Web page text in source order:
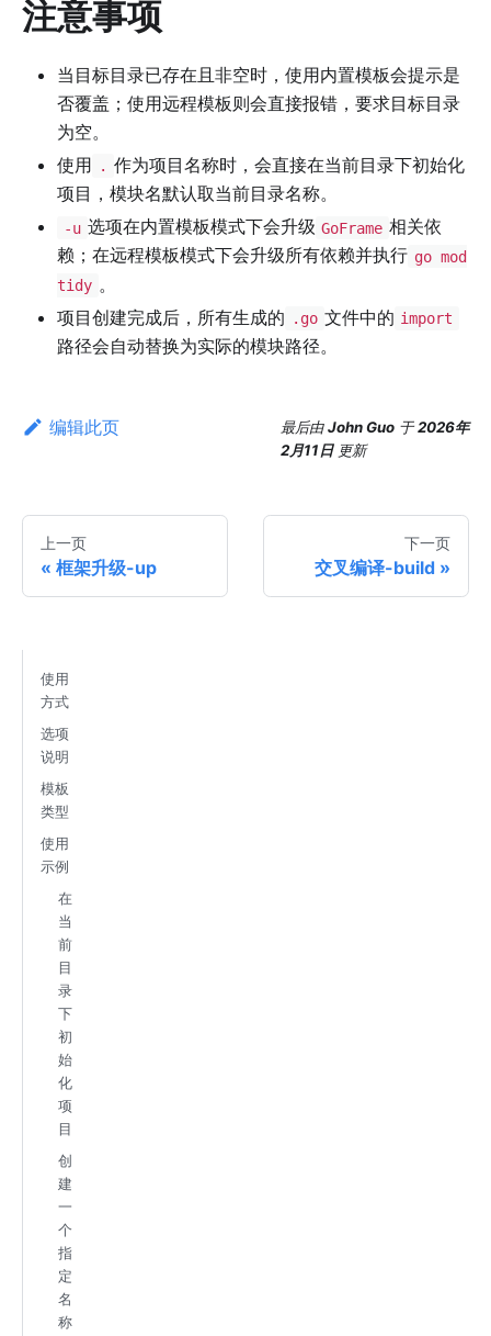
注意事项
当目标目录已存在且非空时，使用内置模板会提示是
否覆盖；使用远程模板则会直接报错，要求目标目录
为空。
使用
. 作为项目名称时，会直接在当前目录下初始化
项目，模块名默认取当前目录名称。
-u 选项在内置模板模式下会升级 GoFrame 相关依
赖；在远程模板模式下会升级所有依赖并执行 go mod
tidy 。
项目创建完成后，所有生成的
.go 文件中的 import
路径会自动替换为实际的模块路径。
编辑此页 最后由John Guo 于2026年
2月11日 更新
上一页
框架升级-up
下一页
交叉编译-build
使用
方式
选项
说明
模板
类型
使用
示例
在
当
前
目
录
下
初
始
化
项
目
创
建
一
个
指
定
名
称